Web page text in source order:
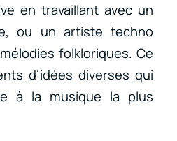
en travaillant avec un
ou un artiste techno
folkloriques. Ce
d’idées diverses qui
à la musique la plus